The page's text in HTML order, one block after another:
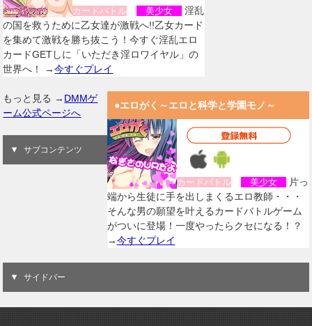
カードバトル 美少女
淫乱
の国を救うために乙女達が激戦へ!!乙女カード
を集めて激戦を勝ち抜こう！今すぐ淫乱エロ
カードGETしに「いただき淫ロワイヤル」の
世界へ！ →今すぐプレイ
●エロがく～エロと科学と学園モノ～
カードバトル 美少女
片っ
端から生徒に手を出しまくるエロ教師・・・
そんな男の願望を叶えるカードバトルゲーム
がついに登場！一度やったらクセになる！？
→今すぐプレイ
もっと見る → DMMゲ
ーム公式ページへ
サブコンテンツ
サイドバー